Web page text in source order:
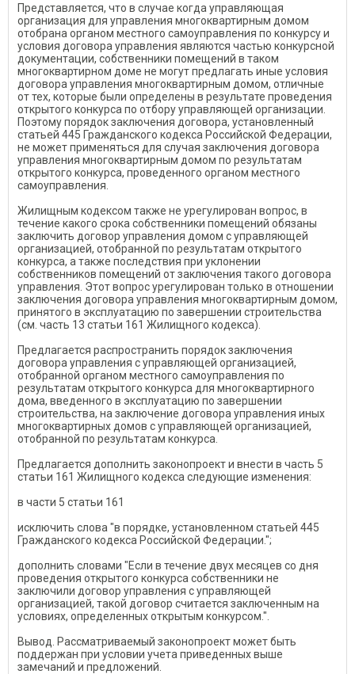
Представляется, что в случае когда управляющая
организация для управления многоквартирным домом
отобрана органом местного самоуправления по конкурсу и
условия договора управления являются частью конкурсной
документации, собственники помещений в таком
многоквартирном доме не могут предлагать иные условия
договора управления многоквартирным домом, отличные
от тех, которые были определены в результате проведения
открытого конкурса по отбору управляющей организации.
Поэтому порядок заключения договора, установленный
статьей 445 Гражданского кодекса Российской Федерации,
не может применяться для случая заключения договора
управления многоквартирным домом по результатам
открытого конкурса, проведенного органом местного
самоуправления.
Жилищным кодексом также не урегулирован вопрос, в
течение какого срока собственники помещений обязаны
заключить договор управления домом с управляющей
организацией, отобранной по результатам открытого
конкурса, а также последствия при уклонении
собственников помещений от заключения такого договора
управления. Этот вопрос урегулирован только в отношении
заключения договора управления многоквартирным домом,
принятого в эксплуатацию по завершении строительства
(см. часть 13 статьи 161 Жилищного кодекса).
Предлагается распространить порядок заключения
договора управления с управляющей организацией,
отобранной органом местного самоуправления по
результатам открытого конкурса для многоквартирного
дома, введенного в эксплуатацию по завершении
строительства, на заключение договора управления иных
многоквартирных домов с управляющей организацией,
отобранной по результатам конкурса.
Предлагается дополнить законопроект и внести в часть 5
статьи 161 Жилищного кодекса следующие изменения:
в части 5 статьи 161
исключить слова "в порядке, установленном статьей 445
Гражданского кодекса Российской Федерации.";
дополнить словами "Если в течение двух месяцев со дня
проведения открытого конкурса собственники не
заключили договор управления с управляющей
организацией, такой договор считается заключенным на
условиях, определенных открытым конкурсом.".
Вывод. Рассматриваемый законопроект может быть
поддержан при условии учета приведенных выше
замечаний и предложений.